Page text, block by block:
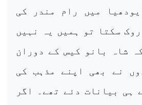
میں رام مندر کی
سکتا تو ہمیں یہ نہیں
شاہ بانو کیس کے دوران
نے بھی اپنے مذہب کی
ہی بیانات دئے تھے۔ اگر